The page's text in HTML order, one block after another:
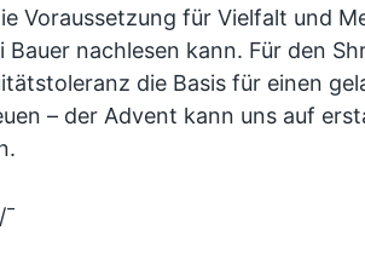
Voraussetzung für Vielfalt und
Bauer nachlesen kann. Für den
die Basis für einen
– der Advent kann uns auf